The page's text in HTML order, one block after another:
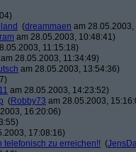
(dreammaen am
am 28.05.2003, 10:48:41)
11:15:18)
am 28.05.2003, 11:34:49)
am 28.05.2003, 13:54:36)
am 28.05.2003, 14:23:52)
(Robby73 am 28.05.2003,
16:20:06)
17:08:16)
telefonisch zu erreichen!! (